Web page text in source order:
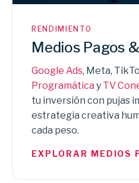
RENDIMIENTO
Medios Pagos
Google Ads, Meta,
Programática y TV
tu inversión con pujas
estrategia creativa
cada peso.
EXPLORAR MEDIOS